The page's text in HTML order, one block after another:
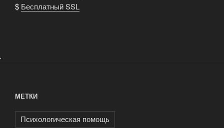
$ Бесплатный SSL
.
МЕТКИ
Психологическая помощь